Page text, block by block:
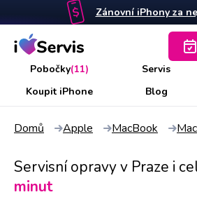
Zánovní iPhony za
Pobočky(11) Servis
Koupit iPhone
Blog
Domů Apple MacBook
Servisní opravy v Praze i
minut